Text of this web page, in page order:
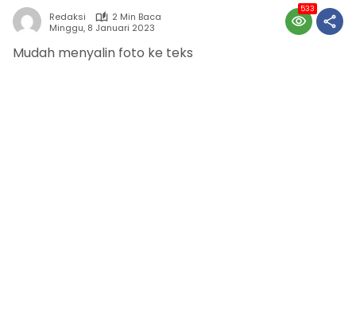
Redaksi
2 Min Baca
Minggu, 8 Januari 2023
533
Mudah menyalin foto ke teks